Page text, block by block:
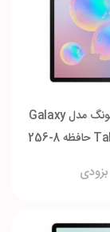
تبلت سامسونگ مدل Galaxy
Tab S6 WiFi حافظه 8-256
بزودی